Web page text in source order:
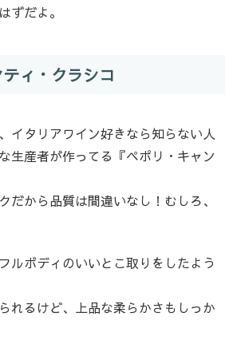
ずだよ。
ィ・クラシコ
イタリアワイン好きなら知らない人
生産者が作ってる『ペポリ・キャン
だから品質は間違いなし！むしろ、
ルボディのいいとこ取りをしたよう
れるけど、上品な柔らかさもしっか